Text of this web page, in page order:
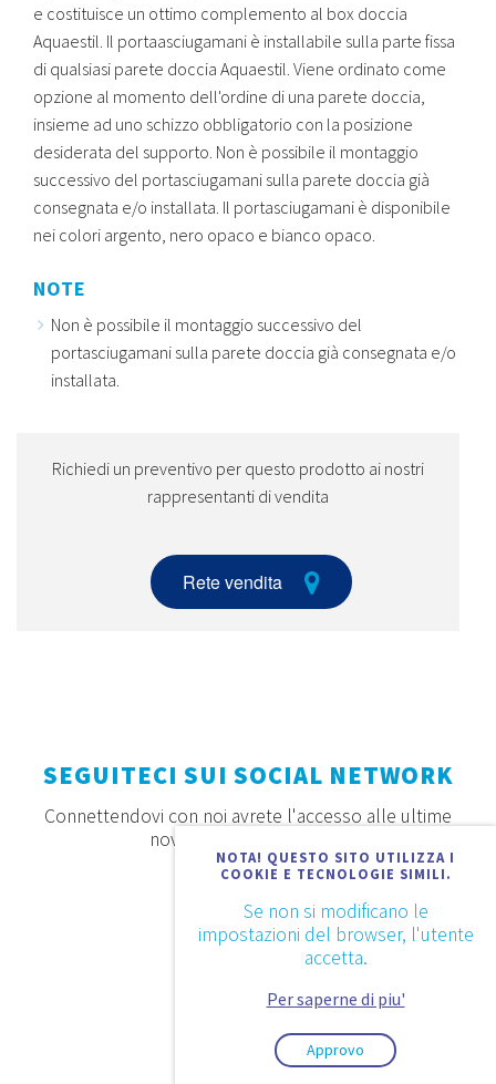
e costituisce un ottimo complemento al box doccia
Aquaestil. Il portaasciugamani è installabile sulla parte fissa
di qualsiasi parete doccia Aquaestil. Viene ordinato come
opzione al momento dell'ordine di una parete doccia,
insieme ad uno schizzo obbligatorio con la posizione
desiderata del supporto. Non è possibile il montaggio
successivo del portasciugamani sulla parete doccia già
consegnata e/o installata. Il portasciugamani è disponibile
nei colori argento, nero opaco e bianco opaco.
NOTE
Non è possibile il montaggio successivo del
portasciugamani sulla parete doccia già consegnata e/o
installata.
Richiedi un preventivo per questo prodotto ai nostri
rappresentanti di vendita
Rete vendita
NOTA! QUESTO SITO UTILIZZA I
COOKIE E TECNOLOGIE SIMILI.
Se non si modificano le
impostazioni del browser, l'utente
accetta.
Per saperne di piu'
Approvo
SEGUITECI SUI SOCIAL NETWORK
Connettendovi con noi avrete l'accesso alle ultime
novità, offerte e prodotti